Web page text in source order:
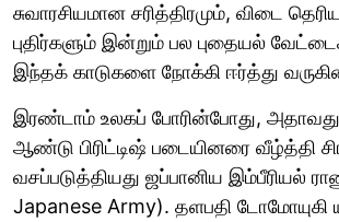
சுவாரசியமான சரித்திரமும், விடை
புதிர்களும் இன்றும் பல புதையல்
இந்தக் காடுகளை நோக்கி ஈர்த்து
இரண்டாம் உலகப் போரின்போது,
ஆண்டு பிரிட்டிஷ் படையினரை வீழ்த்தி
வசப்படுத்தியது ஜப்பானிய இம்பீரியல்
Japanese Army). தளபதி டோமோயுகி